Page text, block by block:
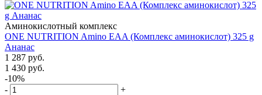
Аминокислотный комплекс
ONE NUTRITION Amino EAA (Комплекс аминокислот) 325 g
Ананас
1 287 руб.
1 430 руб.
-10%
-
+